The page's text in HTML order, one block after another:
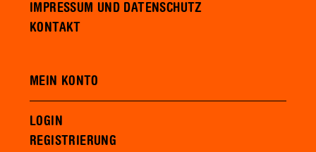
IMPRESSUM UND DATENSCHUTZ
KONTAKT
MEIN KONTO
LOGIN
REGISTRIERUNG